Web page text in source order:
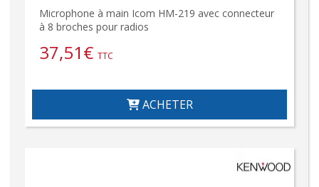
Microphone à main Icom HM-219 avec connecteur
à 8 broches pour radios
37,51€ TTC
ACHETER